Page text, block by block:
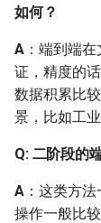
字是OK的
有什么方
Q: 如何识
文？
Q: 只想
分片段，
话，只需
如何？
A ：端到端
证，精度的
数据积累比
景，比如工
Q: 二阶段的
A ：这类方
操作一般比较